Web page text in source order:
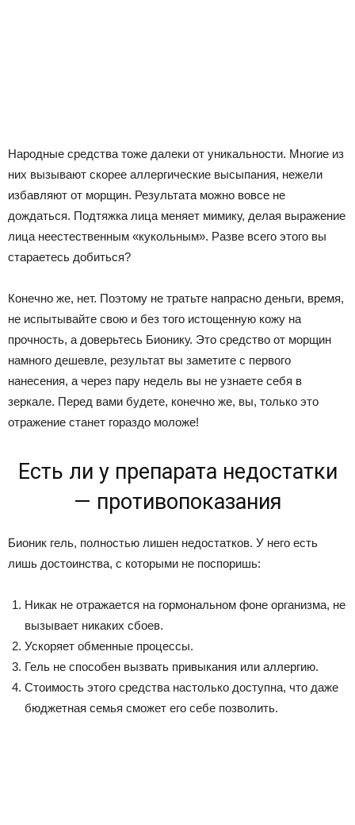
Народные средства тоже далеки от уникальности. Многие из
них вызывают скорее аллергические высыпания, нежели
избавляют от морщин. Результата можно вовсе не
дождаться. Подтяжка лица меняет мимику, делая выражение
лица неестественным «кукольным». Разве всего этого вы
стараетесь добиться?
Конечно же, нет. Поэтому не тратьте напрасно деньги, время,
не испытывайте свою и без того истощенную кожу на
прочность, а доверьтесь Бионику. Это средство от морщин
намного дешевле, результат вы заметите с первого
нанесения, а через пару недель вы не узнаете себя в
зеркале. Перед вами будете, конечно же, вы, только это
отражение станет гораздо моложе!
Есть ли у препарата недостатки
— противопоказания
Бионик гель, полностью лишен недостатков. У него есть
лишь достоинства, с которыми не поспоришь:
Никак не отражается на гормональном фоне организма, не
вызывает никаких сбоев.
Ускоряет обменные процессы.
Гель не способен вызвать привыкания или аллергию.
Стоимость этого средства настолько доступна, что даже
бюджетная семья сможет его себе позволить.